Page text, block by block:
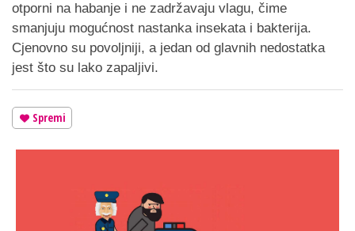
otporni na habanje i ne zadržavaju vlagu, čime
smanjuju mogućnost nastanka insekata i bakterija.
Cjenovno su povoljniji, a jedan od glavnih nedostatka
jest što su lako zapaljivi.
Spremi